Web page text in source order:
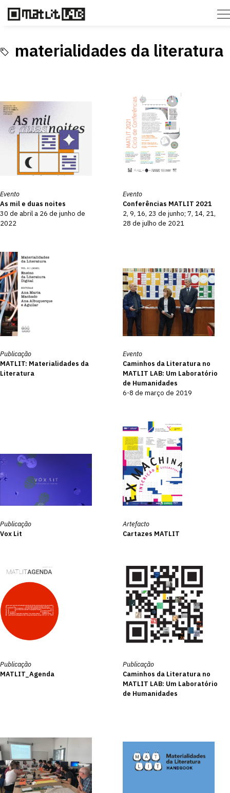
materialidades da literatura
Evento
As mil e duas noites
30 de abril a 26 de junho de
2022
Evento
Conferências MATLIT 2021
2, 9, 16, 23 de junho; 7, 14, 21,
28 de julho de 2021
Publicação
MATLIT: Materialidades da
Literatura
Evento
Caminhos da Literatura no
MATLIT LAB: Um Laboratório
de Humanidades
6-8 de março de 2019
Publicação
Vox Lit
Artefacto
Cartazes MATLIT
Publicação
MATLIT_Agenda
Publicação
Caminhos da Literatura no
MATLIT LAB: Um Laboratório
de Humanidades